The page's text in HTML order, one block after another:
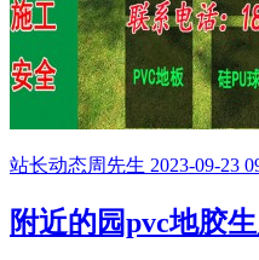
站长动态周先生 2023-09-23
附近的园pvc地胶